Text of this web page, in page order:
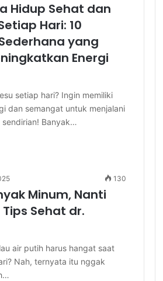
Hidup Sehat dan
Hari: 10
yang
Energi
setiap hari? Ingin memiliki
dan semangat untuk menjalani
Banyak…
130
Minum, Nanti
Sehat dr.
air putih harus hangat saat
Nah, ternyata itu nggak